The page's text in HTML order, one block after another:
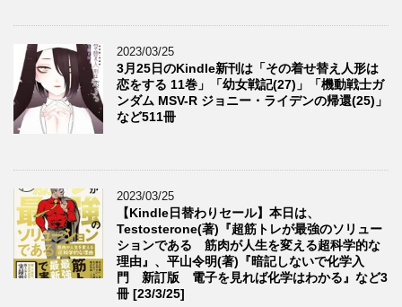
2023/03/25
3月25日のKindle新刊は「その着せ替え人形は
恋をする 11巻」「幼女戦記(27)」「機動戦士ガ
ンダム MSV-R ジョニー・ライデンの帰還(25)」
など511冊
2023/03/25
【Kindle日替わりセール】本日は、
Testosterone(著)『超筋トレが最強のソリュー
ションである 筋肉が人生を変える超科学的な
理由』、平山令明(著)『暗記しないで化学入
門 新訂版 電子を見れば化学はわかる』など3
冊 [23/3/25]